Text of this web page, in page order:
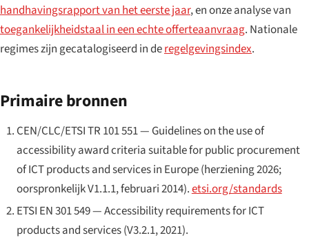
handhavingsrapport van het eerste jaar, en onze analyse van
toegankelijkheidstaal in een echte offerteaanvraag. Nationale
regimes zijn gecatalogiseerd in deregelgevingsindex.
Primaire bronnen
CEN/CLC/ETSI TR 101 551 — Guidelines on the use of
accessibility award criteria suitable for public procurement
of ICT products and services in Europe(herziening 2026;
oorspronkelijk V1.1.1, februari 2014).etsi.org/standards
ETSI EN 301 549 —Accessibility requirements for ICT
products and services(V3.2.1, 2021).